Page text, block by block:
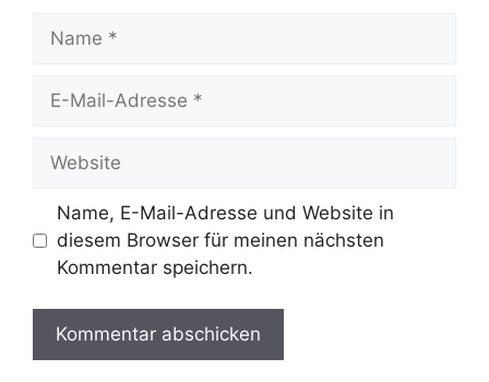
Mail-
Name, E-Mail-Adresse und Website in
diesem Browser für meinen nächsten
Kommentar speichern.